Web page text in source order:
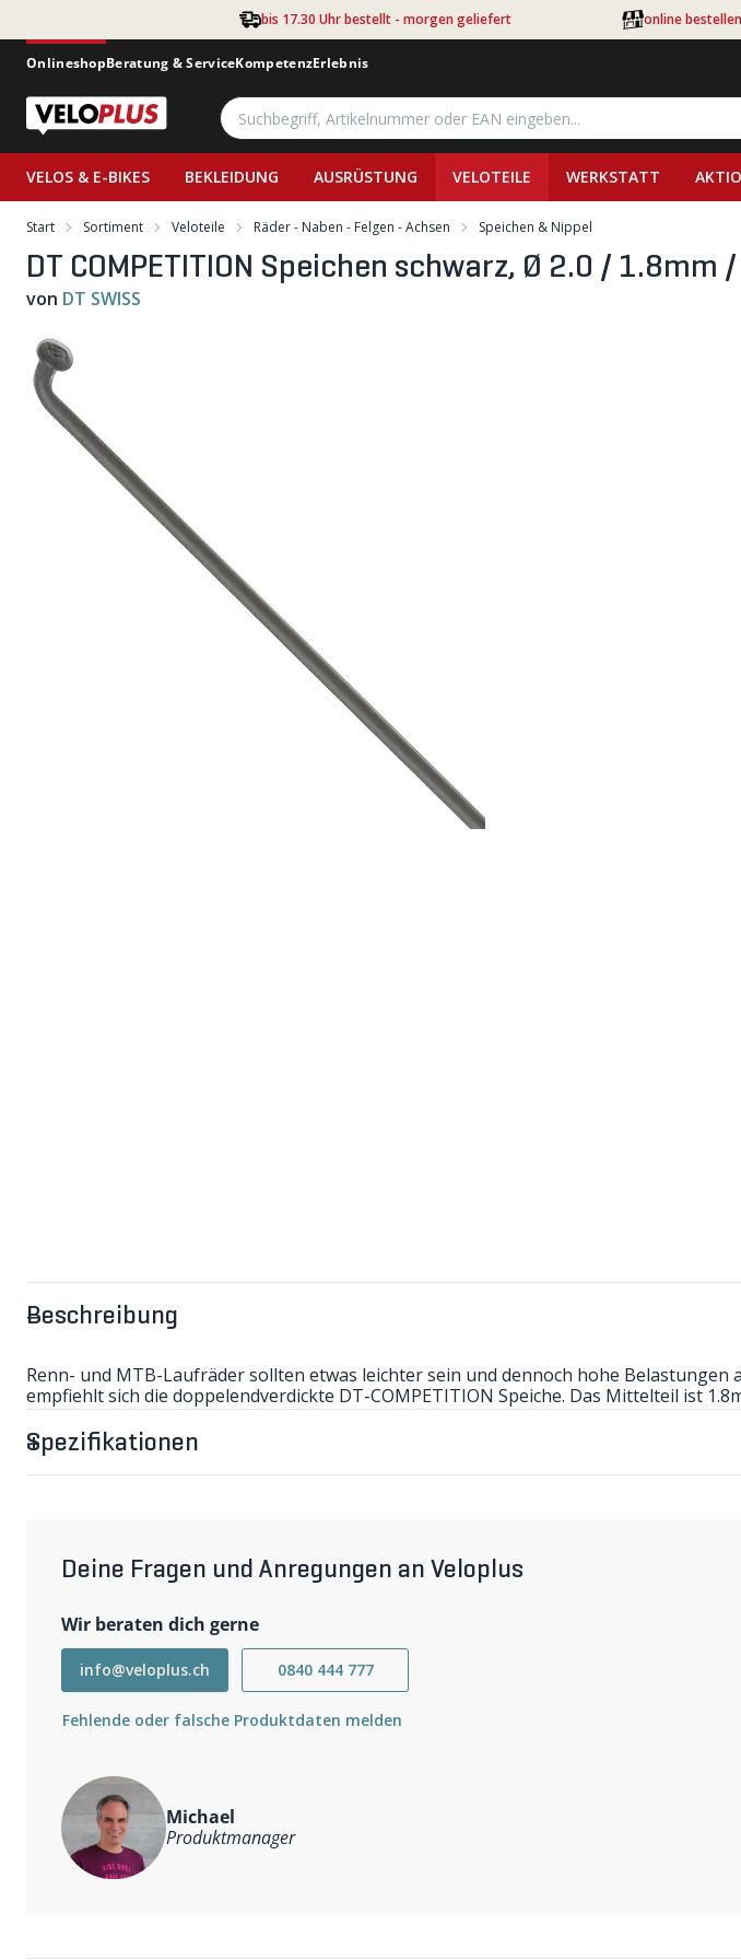
bis 17.30 Uhr bestellt - morgen geliefert online
OnlineshopBeratung & ServiceKompetenzErlebnis
VELOS & E-BIKES BEKLEIDUNG AUSRÜSTUNG VELOTEILE WERKSTATT
Start Sortiment Veloteile Räder - Naben - Felgen - Achsen Speichen & Nippel
DT COMPETITION Speichen schwarz, Ø 2.0 /
von DT SWISS
Beschreibung
Renn- und MTB-Laufräder sollten etwas leichter sein und dennoch hohe Belastungen
empfiehlt sich die doppelendverdickte DT-COMPETITION Speiche. Das Mittelteil ist 1.8mm und die
Enden sind 2mm dick. Die Speiche ist dehnbarer und etwas leichter als die 2mmm
Speichen, 265mm lang beträgt die Differenz pro Laufrad 30g). Farbe schwarz.
Bitte beachten Sie, dass der Speichen-Nippel separat bestellt werden muss.
Falls die benötigte Speichenlänge nicht über den DT Speichen-Calculator zu
- Farbe schwarz
Spezifikationen
Deine Fragen und Anregungen an Veloplus
Wir beraten dich gerne
info@veloplus.ch 0840 444 777
Fehlende oder falsche Produktdaten melden
Michael
Produktmanager